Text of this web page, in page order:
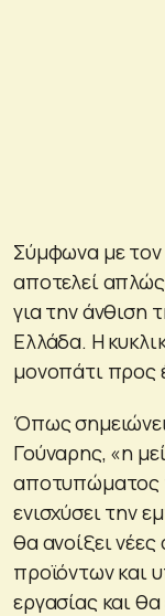
Σύμφωνα με τον
αποτελεί
για την άνθιση
Ελλάδα. Η
μονοπάτι προς
Όπως
Γούναρης, «η
αποτυπώματος
ενισχύσει την
θα ανοίξει
προϊόντων και
εργασίας και